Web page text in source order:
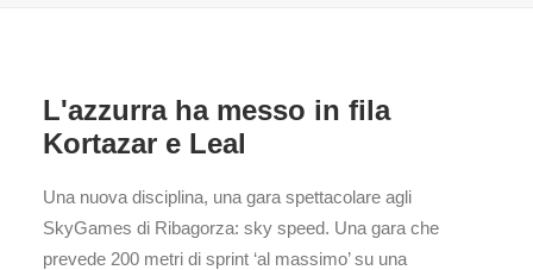
L'azzurra ha messo in fila
Kortazar e Leal
Una nuova disciplina, una gara spettacolare agli
SkyGames di Ribagorza: sky speed. Una gara che
prevede 200 metri di sprint ‘al massimo’ su una